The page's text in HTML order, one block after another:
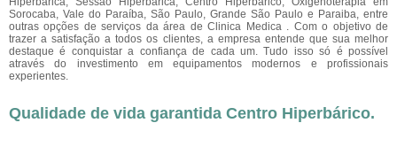
Sorocaba, Vale do Paraíba, São Paulo, Grande São Paulo e Paraiba, entre
outras opções de serviços da área de Clinica Medica . Com o objetivo de
trazer a satisfação a todos os clientes, a empresa entende que sua melhor
destaque é conquistar a confiança de cada um. Tudo isso só é possível
através do investimento em equipamentos modernos e profissionais
experientes.
Qualidade de vida garantida Centro Hiperbárico.